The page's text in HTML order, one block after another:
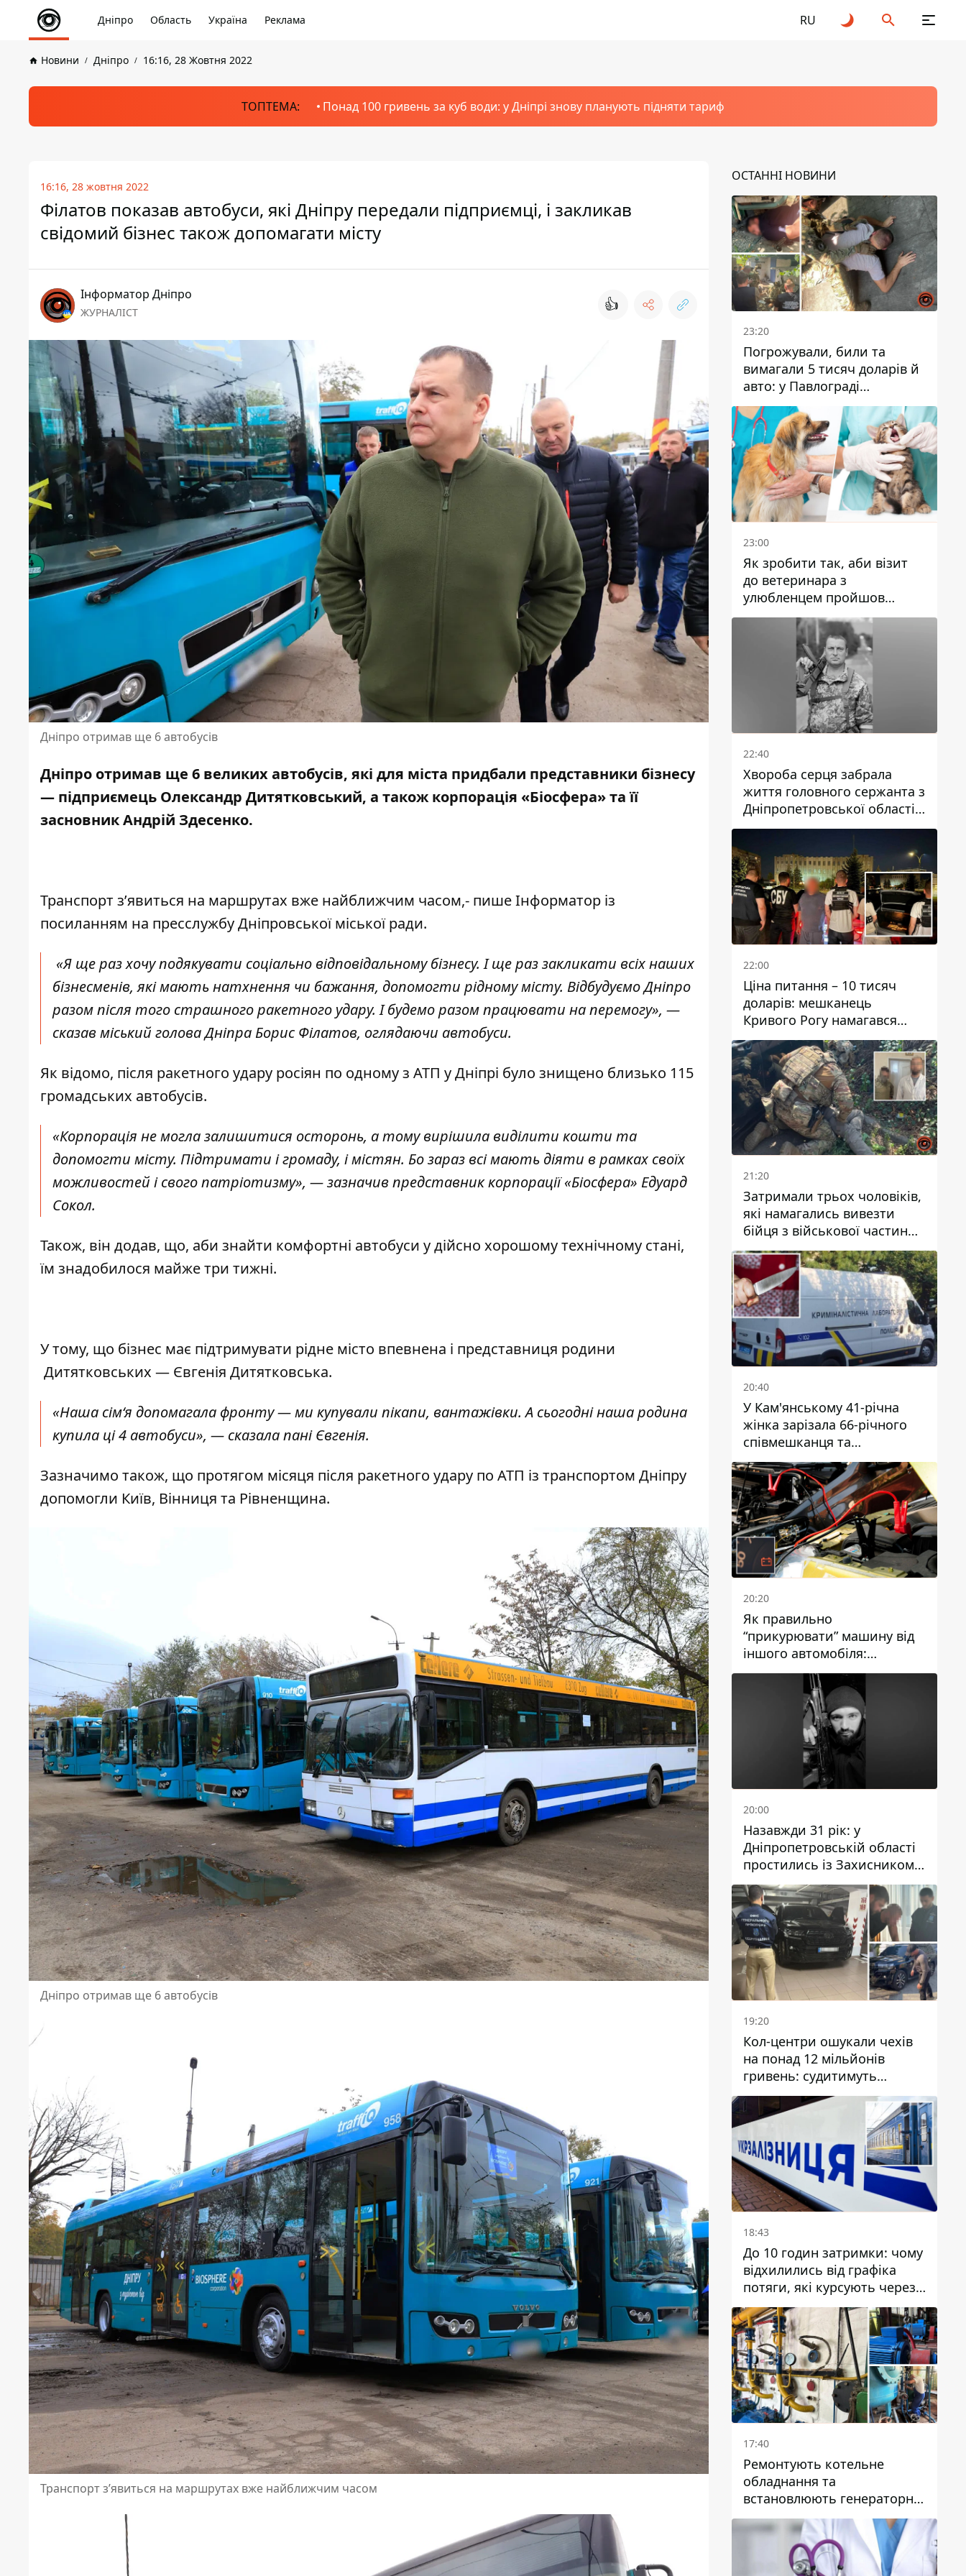
Дніпро Область Україна Реклама RU
Новини Дніпро 16:16, 28 Жовтня 2022
ТОПТЕМА: Понад 100 гривень за куб води: у Дніпрі знову планують підняти тариф
16:16, 28 жовтня 2022
Філатов показав автобуси, які Дніпру передали підприємці, і закликав
свідомий бізнес також допомагати місту
Інформатор Дніпро
ЖУРНАЛІСТ 👍
Дніпро отримав ще 6 автобусів
Дніпро отримав ще 6 великих автобусів, які для міста придбали представники бізнесу
— підприємець Олександр Дитятковський, а також корпорація «Біосфера» та її
засновник Андрій Здесенко.
Транспорт з’явиться на маршрутах вже найближчим часом,- пише Інформатор із
посиланням на пресслужбу Дніпровської міської ради.
«Я ще раз хочу подякувати соціально відповідальному бізнесу. І ще раз закликати всіх наших
бізнесменів, які мають натхнення чи бажання, допомогти рідному місту. Відбудуємо Дніпро
разом після того страшного ракетного удару. І будемо разом працювати на перемогу», —
сказав міський голова Дніпра Борис Філатов, оглядаючи автобуси.
Як відомо, після ракетного удару росіян по одному з АТП у Дніпрі було знищено близько 115
громадських автобусів.
«Корпорація не могла залишитися осторонь, а тому вирішила виділити кошти та
допомогти місту. Підтримати і громаду, і містян. Бо зараз всі мають діяти в рамках своїх
можливостей і свого патріотизму», — зазначив представник корпорації «Біосфера» Едуард
Сокол.
Також, він додав, що, аби знайти комфортні автобуси у дійсно хорошому технічному стані,
їм знадобилося майже три тижні.
У тому, що бізнес має підтримувати рідне місто впевнена і представниця родини
Дитятковських — Євгенія Дитятковська.
«Наша сім‘я допомагала фронту — ми купували пікапи, вантажівки. А сьогодні наша родина
купила ці 4 автобуси», — сказала пані Євгенія.
Зазначимо також, що протягом місяця після ракетного удару по АТП із транспортом Дніпру
допомогли Київ, Вінниця та Рівненщина.
Дніпро отримав ще 6 автобусів
Транспорт з’явиться на маршрутах вже найближчим часом
ОСТАННІ НОВИНИ
23:20
Погрожували, били та
вимагали 5 тисяч доларів й
авто: у Павлограді
затримали двох чоловіків
23:00
Як зробити так, аби візит
до ветеринара з
улюбленцем пройшов
спокійно: прості поради
22:40
Хвороба серця забрала
життя головного сержанта з
Дніпропетровської області
Юрія Свистуна
22:00
Ціна питання – 10 тисяч
доларів: мешканець
Кривого Рогу намагався
переправити чоловіка до
Словаччини
21:20
Затримали трьох чоловіків,
які намагались вивезти
бійця з військової частини
до Дніпра за 7 тисяч
доларів: серед них був лікар
20:40
У Кам'янському 41-річна
жінка зарізала 66-річного
співмешканця та
намагалась обманути
поліцейських
20:20
Як правильно
“прикурювати” машину від
іншого автомобіля:
інструкція для водіїв
20:00
Назавжди 31 рік: у
Дніпропетровській області
простились із Захисником
Олександром Рєпіним
19:20
Кол-центри ошукали чехів
на понад 12 мільйонів
гривень: судитимуть
дніпрянина, який
організував
транснаціональну злочинну
організацію
18:43
До 10 годин затримки: чому
відхилились від графіка
потяги, які курсують через
Дніпро та область
17:40
Ремонтують котельне
обладнання та
встановлюють генераторні
установки: як у Дніпрі
готуються до
опалювального сезону